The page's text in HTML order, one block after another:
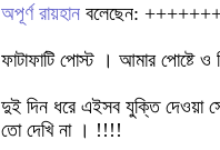
অপূর্ণ রায়হান বলেছেন:
ফাটাফাটি পোস্ট । আমার পোষ্টে
দুই দিন ধরে এইসব যুক্তি দেওয়া
তো দেখি না । !!!!